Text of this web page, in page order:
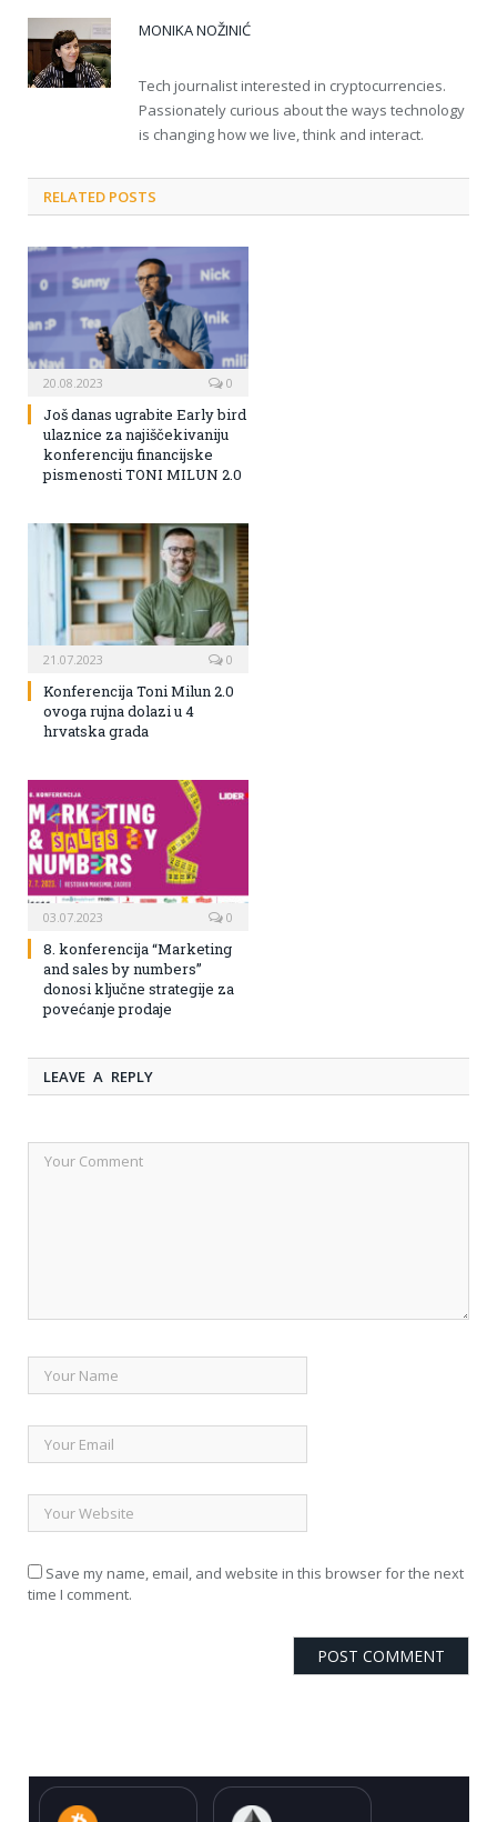
MONIKA NOŽINIĆ
Tech journalist interested in cryptocurrencies.
Passionately curious about the ways technology
is changing how we live, think and interact.
RELATED POSTS
20.08.2023 0
Još danas ugrabite Early bird
ulaznice za najiščekivaniju
konferenciju financijske
pismenosti TONI MILUN 2.0
21.07.2023 0
Konferencija Toni Milun 2.0
ovoga rujna dolazi u 4
hrvatska grada
03.07.2023 0
8. konferencija “Marketing
and sales by numbers”
donosi ključne strategije za
povećanje prodaje
LEAVE A REPLY
Save my name, email, and website in this browser for the next
time I comment.